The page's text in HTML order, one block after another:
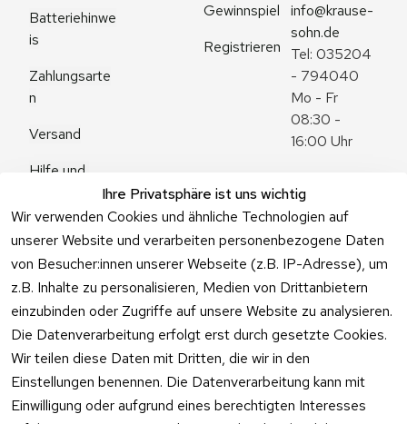
Ihre Privatsphäre ist uns wichtig
Wir verwenden Cookies und ähnliche Technologien auf
unserer Website und verarbeiten personenbezogene Daten
von Besucher:innen unserer Webseite (z.B. IP-Adresse), um
z.B. Inhalte zu personalisieren, Medien von Drittanbietern
einzubinden oder Zugriffe auf unsere Website zu analysieren.
Die Datenverarbeitung erfolgt erst durch gesetzte Cookies.
Wir teilen diese Daten mit Dritten, die wir in den
Einstellungen benennen. Die Datenverarbeitung kann mit
Einwilligung oder aufgrund eines berechtigten Interesses
Batteriehinwe
is
Zahlungsarte
n
Versand
Hilfe und
Fragen
Gewinnspiel
Registrieren
info@krause-
sohn.de
Tel: 035204
- 794040
Mo - Fr
08:30 -
16:00 Uhr
Zum
Kontaktformu
lar
Vertrag
widerrufen